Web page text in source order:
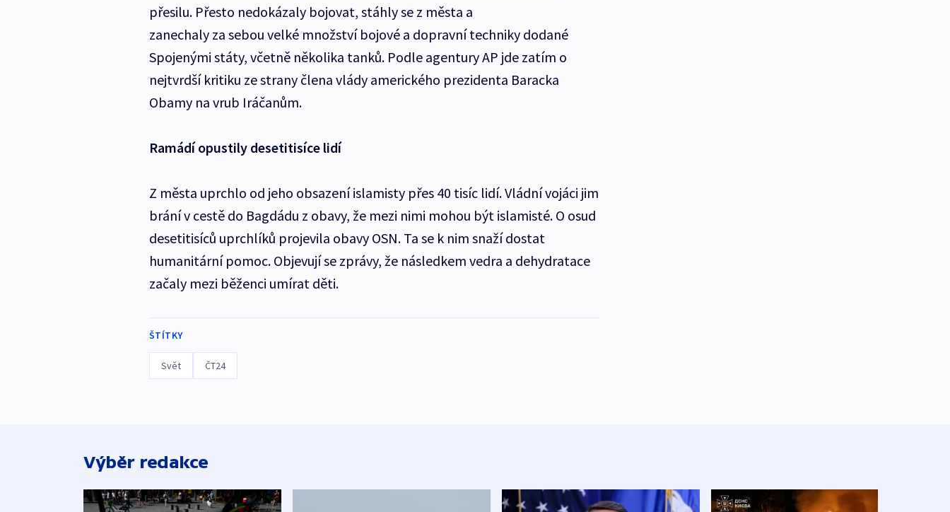
přesilu. Přesto nedokázaly bojovat, stáhly se z města a
zanechaly za sebou velké množství bojové a dopravní techniky dodané
Spojenými státy, včetně několika tanků. Podle agentury AP jde zatím o
nejtvrdší kritiku ze strany člena vlády amerického prezidenta Baracka
Obamy na vrub Iráčanům.
Ramádí opustily desetitisíce lidí
Z města uprchlo od jeho obsazení islamisty přes 40 tisíc lidí. Vládní vojáci jim
brání v cestě do Bagdádu z obavy, že mezi nimi mohou být islamisté. O osud
desetitisíců uprchlíků projevila obavy OSN. Ta se k nim snaží dostat
humanitární pomoc. Objevují se zprávy, že následkem vedra a dehydratace
začaly mezi běženci umírat děti.
ŠTÍTKY
Svět ČT24
Výběr redakce